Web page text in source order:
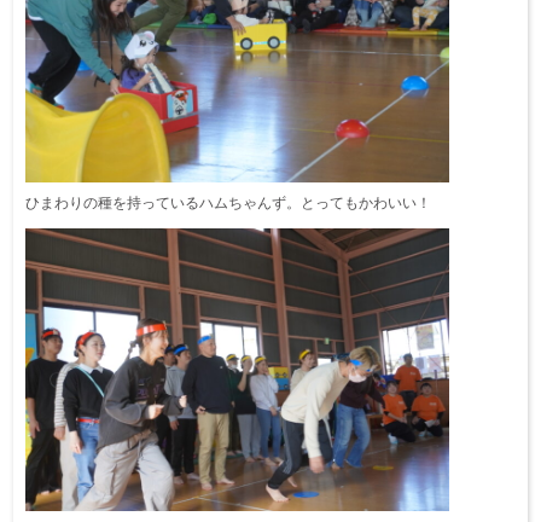
ひまわりの種を持っているハムちゃんず。とってもかわいい！